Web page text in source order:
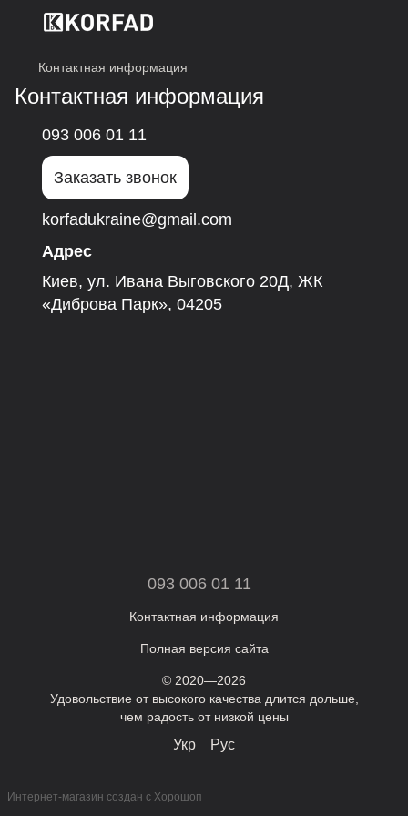
Контактная информация
Контактная информация
093 006 01 11
Заказать звонок
korfadukraine@gmail.com
Адрес
Киев, ул. Ивана Выговского 20Д, ЖК
«Диброва Парк», 04205
093 006 01 11
Контактная информация
Полная версия сайта
© 2020—2026
Удовольствие от высокого качества длится дольше,
чем радость от низкой цены
Укр Рус
Интернет-магазин создан с Хорошоп